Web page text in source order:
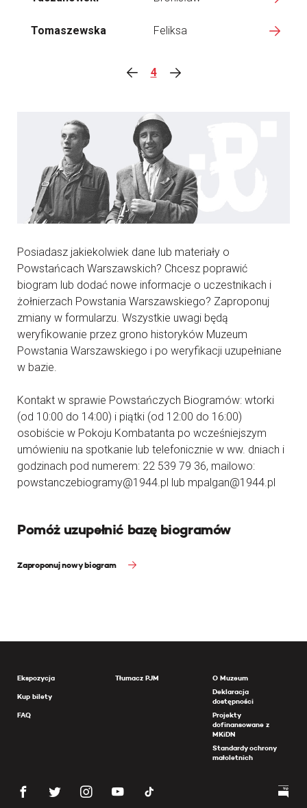
Tomaszewska Feliksa
4
Posiadasz jakiekolwiek dane lub materiały o
Powstańcach Warszawskich? Chcesz poprawić
biogram lub dodać nowe informacje o uczestnikach i
żołnierzach Powstania Warszawskiego? Zaproponuj
zmiany w formularzu. Wszystkie uwagi będą
weryfikowanie przez grono historyków Muzeum
Powstania Warszawskiego i po weryfikacji uzupełniane
w bazie.
Kontakt w sprawie Powstańczych Biogramów: wtorki
(od 10:00 do 14:00) i piątki (od 12:00 do 16:00)
osobiście w Pokoju Kombatanta po wcześniejszym
umówieniu na spotkanie lub telefonicznie w ww. dniach i
godzinach pod numerem: 22 539 79 36, mailowo:
powstanczebiogramy@1944.pl lub mpalgan@1944.pl
Pomóż uzupełnić bazę biogramów
Zaproponuj nowy biogram
Ekspozycja
Kup bilety
FAQ
Tłumacz PJM
O Muzeum
Deklaracja
dostępności
Projekty
dofinansowane z
MKiDN
Standardy ochrony
małoletnich